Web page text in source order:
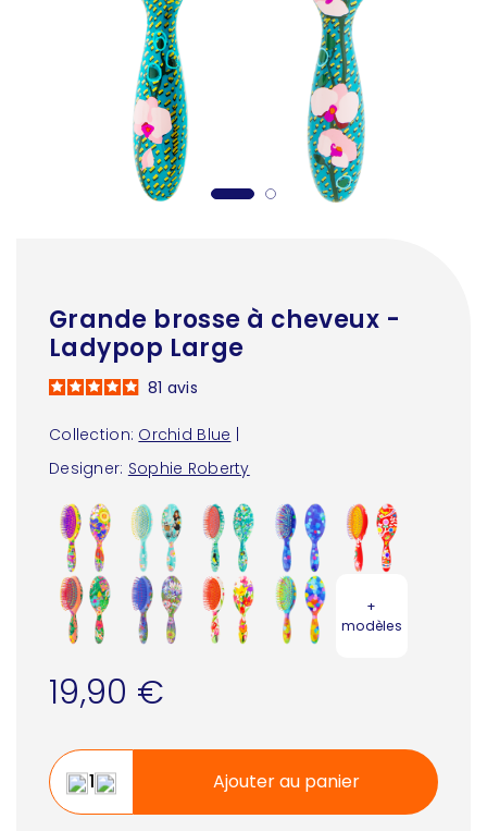
Grande brosse à cheveux -
Ladypop Large
Collection: Orchid Blue
Designer: Sophie Roberty
81 avis
+
modèles
19,90 €
Ajouter au panier